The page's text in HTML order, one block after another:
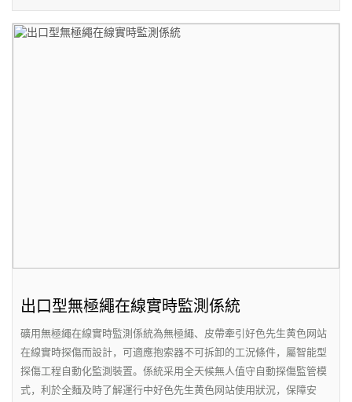
出口型無極繩在線實時監測係統
礦用無極繩在線實時監測係統為無極繩、皮帶牽引好色先生黄色网站
在線實時探傷而設計，可適應抱索器不可拆卸的工況條件，屬智能型
探傷工程自動化監測裝置。係統采用全天候無人值守自動探傷監管模
式，利於全麵及時了解運行中好色先生黄色网站使用狀況，保障安